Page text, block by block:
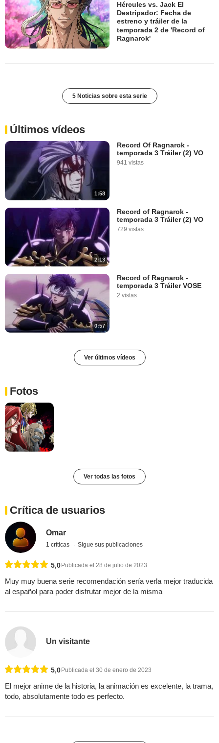
Hércules vs. Jack El
Destripador: Fecha de
estreno y tráiler de la
temporada 2 de 'Record of
Ragnarok'
5 Noticias sobre esta serie
Últimos vídeos
1:58
Record Of Ragnarok -
temporada 3 Tráiler (2) VO
941 vistas
2:13
Record of Ragnarok -
temporada 3 Tráiler (2) VO
729 vistas
0:57
Record of Ragnarok -
temporada 3 Tráiler VOSE
2 vistas
Ver últimos vídeos
Fotos
Ver todas las fotos
Crítica de usuarios
Omar
1 críticas Sigue sus publicaciones
5,0 Publicada el 28 de julio de 2023
Muy muy buena serie recomendación sería verla mejor traducida
al español para poder disfrutar mejor de la misma
Un visitante
5,0 Publicada el 30 de enero de 2023
El mejor anime de la historia, la animación es excelente, la trama,
todo, absolutamente todo es perfecto.